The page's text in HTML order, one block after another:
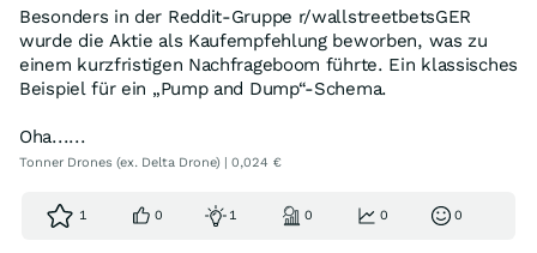
Besonders in der Reddit-Gruppe r/wallstreetbetsGER
wurde die Aktie als Kaufempfehlung beworben, was zu
einem kurzfristigen Nachfrageboom führte. Ein klassisches
Beispiel für ein „Pump and Dump“-Schema.
Oha......
Tonner Drones (ex. Delta Drone) | 0,024 €
1 0 1 0 0 0